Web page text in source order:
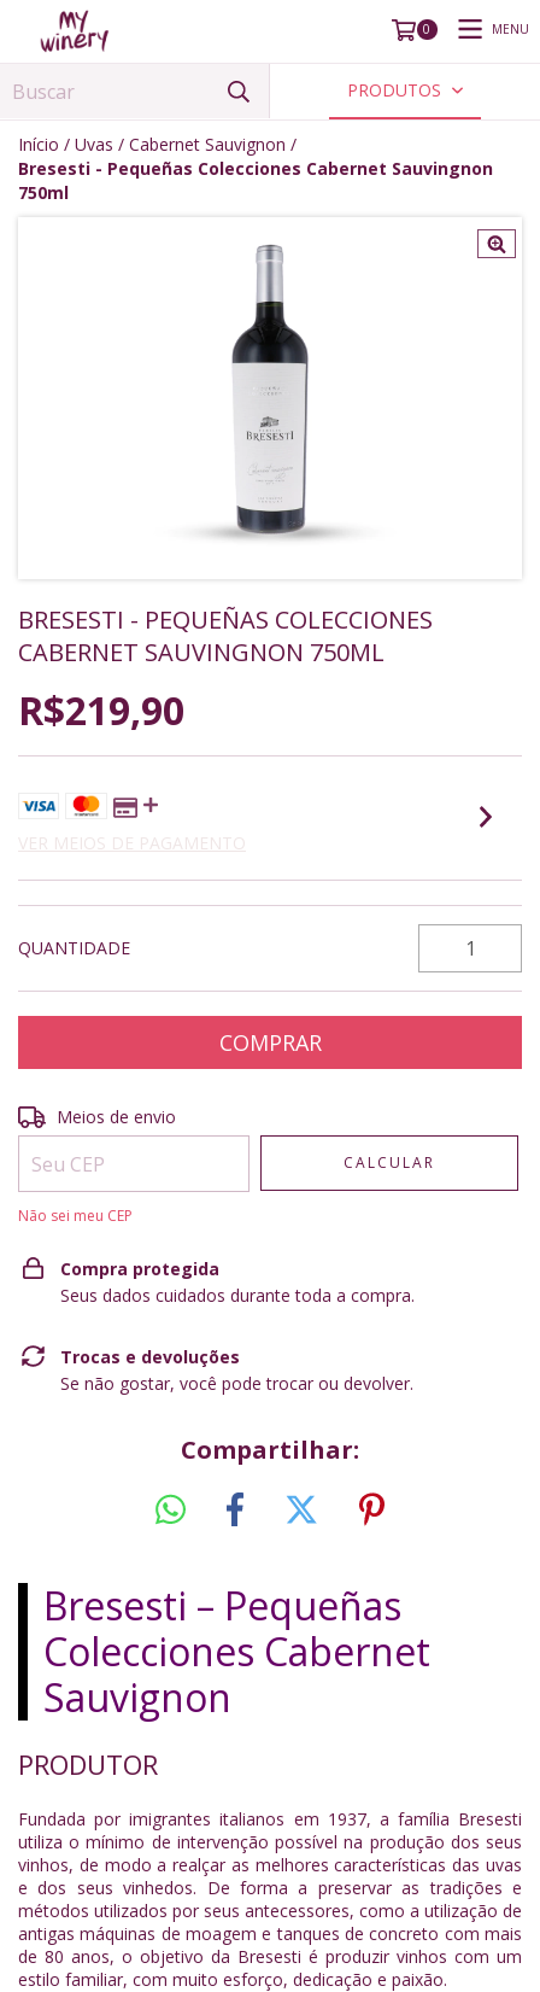
0 MENU
PRODUTOS
Início / Uvas / Cabernet Sauvignon /
Bresesti - Pequeñas Colecciones Cabernet Sauvingnon
750ml
BRESESTI - PEQUEÑAS COLECCIONES
CABERNET SAUVINGNON 750ML
R$219,90
VER MEIOS DE PAGAMENTO
QUANTIDADE
Entregas para o CEP:
Meios de envio
CALCULAR
Não sei meu CEP
Compra protegida
Seus dados cuidados durante toda a compra.
Trocas e devoluções
Se não gostar, você pode trocar ou devolver.
Compartilhar:
Bresesti – Pequeñas
Colecciones Cabernet
Sauvignon
PRODUTOR
Fundada por imigrantes italianos em 1937, a família Bresesti
utiliza o mínimo de intervenção possível na produção dos seus
vinhos, de modo a realçar as melhores características das uvas
e dos seus vinhedos. De forma a preservar as tradições e
métodos utilizados por seus antecessores, como a utilização de
antigas máquinas de moagem e tanques de concreto com mais
de 80 anos, o objetivo da Bresesti é produzir vinhos com um
estilo familiar, com muito esforço, dedicação e paixão.